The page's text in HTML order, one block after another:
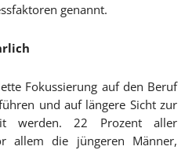
genannt.
Fokussierung auf den Beruf
und auf längere Sicht zur
werden. 22 Prozent aller
allem die jüngeren Männer,